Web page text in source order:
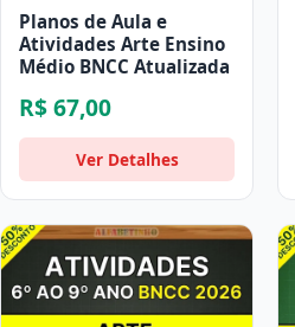
Planos de Aula e
Atividades Arte Ensino
Médio BNCC Atualizada
R$ 67,00
Ver Detalhes